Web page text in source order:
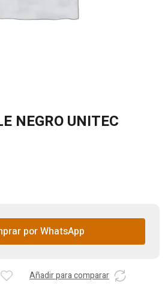
NEGRO UNITEC
por WhatsApp
Añadir para comparar